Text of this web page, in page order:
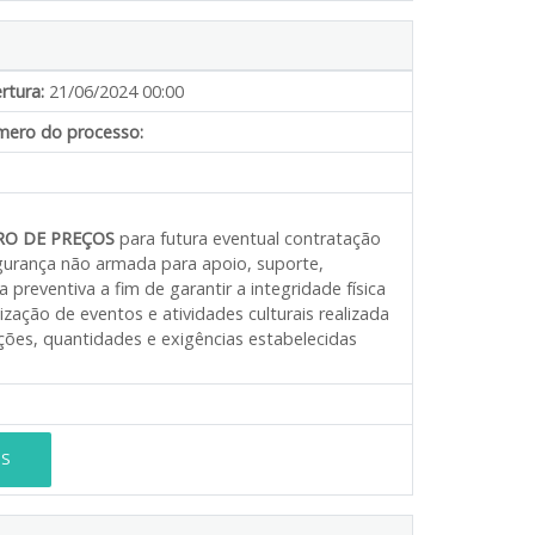
21/06/2024 00:00
do processo:
DE PREÇOS para futura eventual contratação
não armada para apoio, suporte,
preventiva a fim de garantir a integridade física
de eventos e atividades culturais realizada
quantidades e exigências estabelecidas